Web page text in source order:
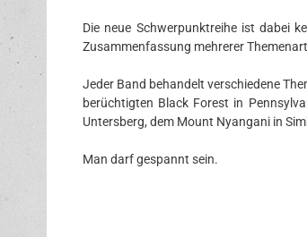
Die neue Schwerpunktreihe ist dabei
Zusammenfassung mehrerer
Jeder Band behandelt verschiedene
berüchtigten Black Forest in
Untersberg, dem Mount Nyangani in
Man darf gespannt sein.